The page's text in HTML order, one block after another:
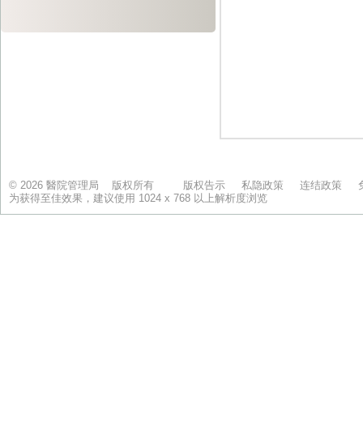
© 2026 醫院管理局 版权所有 版权告示 私隐政策 连结政策
为获得至佳效果，建议使用 1024 x 768 以上解析度浏览